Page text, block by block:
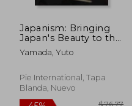
40%
dcto. $ 59.41
Japanism: Bringing
Japan's Beauty to the
World (en Inglés)
Yamada, Yuto
Pie International, Tapa
Blanda, Nuevo